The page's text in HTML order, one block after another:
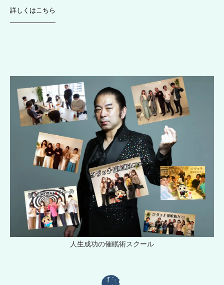
詳しくはこちら
人生成功の催眠術スクール
催眠術の三段階